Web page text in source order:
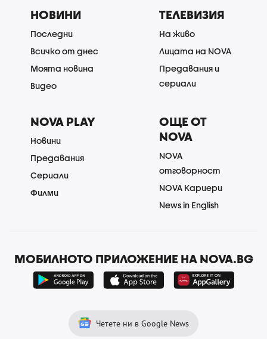
НОВИНИ
Последни
Всичко от днес
Моята новина
Видео
ТЕЛЕВИЗИЯ
На живо
Лицата на NOVA
Предавания и
сериали
NOVA PLAY
Новини
Предавания
Сериали
Филми
ОЩЕ ОТ
NOVA
NOVA
отговорност
NOVA Кариери
News in English
МОБИЛНОТО ПРИЛОЖЕНИЕ НА NOVA.BG
Четете ни в Google News